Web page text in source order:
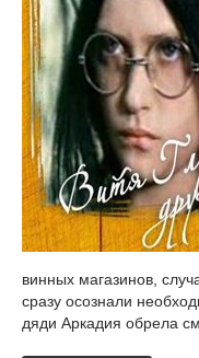
винных магазинов,
сразу осознали
дяди Аркадия обрела